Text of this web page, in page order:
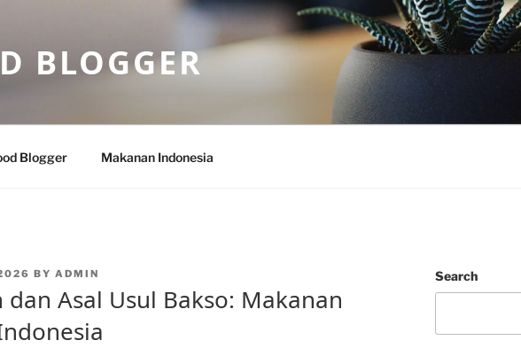
BLOGGER
Blogger Makanan Indonesia
BY ADMIN
dan Asal Usul Bakso: Makanan
Search